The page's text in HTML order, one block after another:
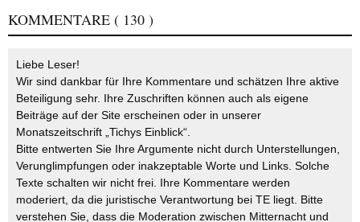
KOMMENTARE ( 130 )
Liebe Leser!
Wir sind dankbar für Ihre Kommentare und schätzen Ihre aktive
Beteiligung sehr. Ihre Zuschriften können auch als eigene
Beiträge auf der Site erscheinen oder in unserer
Monatszeitschrift „Tichys Einblick“.
Bitte entwerten Sie Ihre Argumente nicht durch Unterstellungen,
Verunglimpfungen oder inakzeptable Worte und Links. Solche
Texte schalten wir nicht frei. Ihre Kommentare werden
moderiert, da die juristische Verantwortung bei TE liegt. Bitte
verstehen Sie, dass die Moderation zwischen Mitternacht und